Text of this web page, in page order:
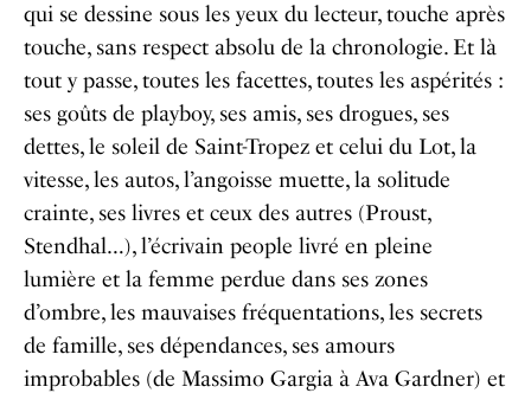
qui se dessine sous les yeux du lecteur, touche après
touche, sans respect absolu de la chronologie. Et là
tout y passe, toutes les facettes, toutes les aspérités :
ses goûts de playboy, ses amis, ses drogues, ses
dettes, le soleil de Saint-Tropez et celui du Lot, la
vitesse, les autos, l’angoisse muette, la solitude
crainte, ses livres et ceux des autres (Proust,
Stendhal…), l’écrivain people livré en pleine
lumière et la femme perdue dans ses zones
d’ombre, les mauvaises fréquentations, les secrets
de famille, ses dépendances, ses amours
improbables (de Massimo Gargia à Ava Gardner) et